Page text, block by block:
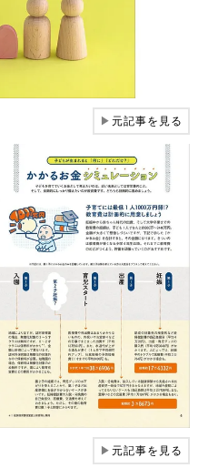
▶元記事を見る
▶元記事を見る